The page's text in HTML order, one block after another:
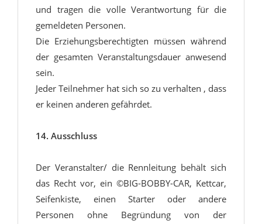
und tragen die volle Verantwortung für die
gemeldeten Personen.
Die Erziehungsberechtigten müssen während
der gesamten Veranstaltungsdauer anwesend
sein.
Jeder Teilnehmer hat sich so zu verhalten ‚ dass
er keinen anderen gefährdet.
14. Ausschluss
Der Veranstalter/ die Rennleitung behält sich
das Recht vor, ein ©BIG-BOBBY-CAR‚ Kettcar,
Seifenkiste, einen Starter oder andere
Personen ohne Begründung von der